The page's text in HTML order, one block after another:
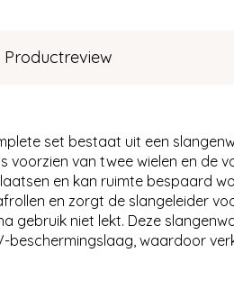
Productreview
set bestaat uit een
voorzien van twee wielen en de
en kan ruimte bespaard
en zorgt de slangeleider
gebruik niet lekt. Deze
beschermingslaag, waardoor